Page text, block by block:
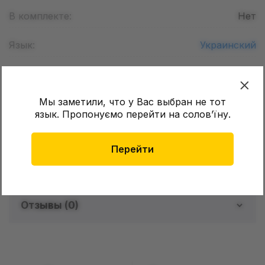
Мы заметили, что у Вас выбран не тот
язык. Пропонуємо перейти на соловʼїну.
Перейти
В комплекте: Нет
Язык: Украинский
Формат листа (Шир. х Дл.): 170 х 260
Количество страниц:
Обложка: Мягкая
Отзывы (0)